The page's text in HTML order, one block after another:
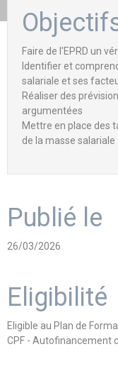
Faire de l'EPRD un
Identifier et
salariale et ses
Réaliser des
argumentées
Mettre en place des
de la masse salariale
Publié le
26/03/2026
Eligibilité
Eligible au Plan de
CPF - Autofinancement